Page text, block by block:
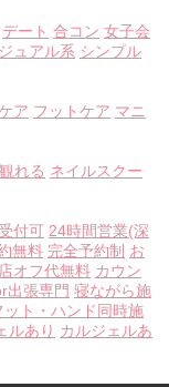
デート 合コン 女子会
ュアル系 シンプル
ア フットケア マニ
れる ネイルスクー
付可 24時間営業(深
無料 完全予約制 お
オフ代無料 カウン
出張専門 寝ながら施
ット・ハンド同時施
ルあり カルジェルあ